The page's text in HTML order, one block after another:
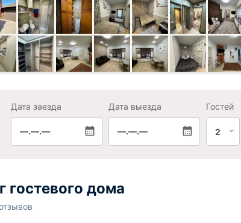
Дата заезда
—.—.—
Дата выезда
—.—.—
Гостей
2
гостевого дома